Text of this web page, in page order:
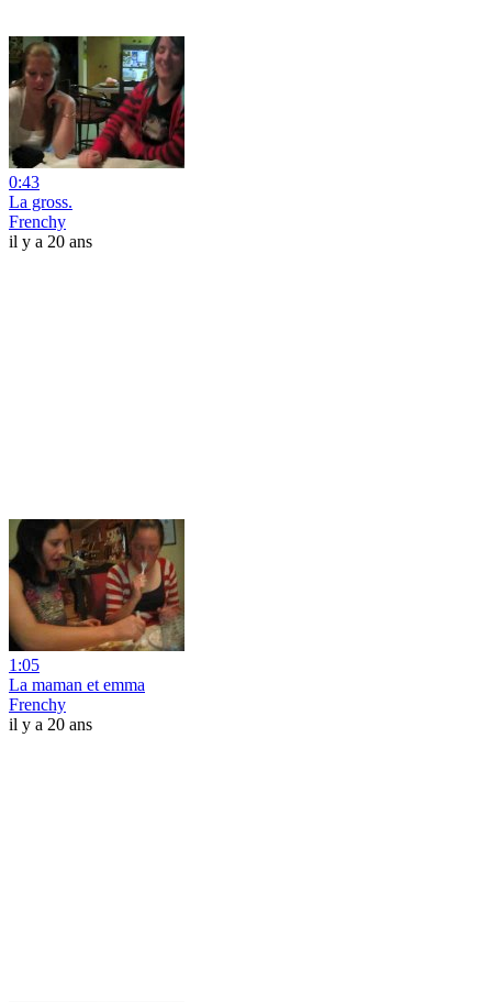
0:43
La gross.
Frenchy
il y a 20 ans
1:05
La maman et emma
Frenchy
il y a 20 ans